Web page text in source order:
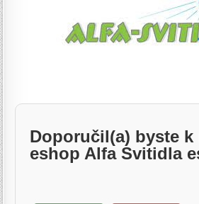
Doporučil(a) byste k
eshop Alfa Svitidla